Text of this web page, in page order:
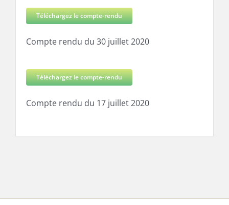
Téléchargez le compte-rendu
Compte rendu du 30 juillet 2020
Téléchargez le compte-rendu
Compte rendu du 17 juillet 2020